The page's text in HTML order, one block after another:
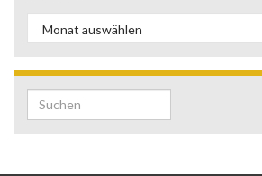
Archive
Search for: